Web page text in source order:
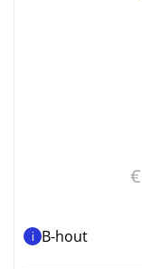
€
i B-hout